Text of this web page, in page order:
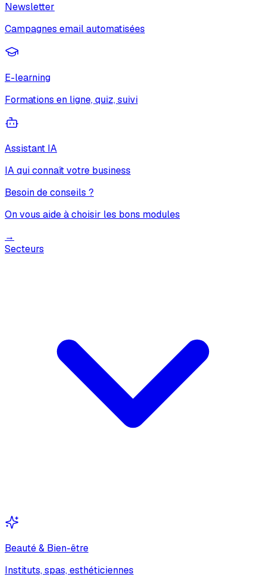
Newsletter
Campagnes email automatisées
E-learning
Formations en ligne, quiz, suivi
Assistant IA
IA qui connaît votre business
Besoin de conseils ?
On vous aide à choisir les bons modules
→
Secteurs
Beauté & Bien-être
Instituts, spas, esthéticiennes